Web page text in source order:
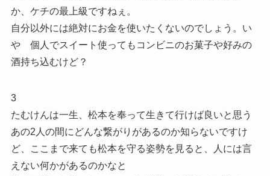
か、ケチの最上級ですねぇ。
自分以外には絶対にお金を使いたくないのでしょう。い
や 個人でスイート使ってもコンビニのお菓子や好みの
酒持ち込むけど？
3
たむけんは一生、松本を奉って生きて行けば良いと思う
あの2人の間にどんな繋がりがあるのか知らないですけ
ど、ここまで来ても松本を守る姿勢を見ると、人には言
えない何かがあるのかなと